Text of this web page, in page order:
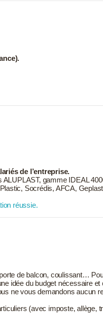
de l’entreprise.
gamme IDEAL
Socrédis, AFCA,
réussie.
de balcon, coulissant…
idée du budget nécessaire
ne vous demandons aucun
(avec imposte,